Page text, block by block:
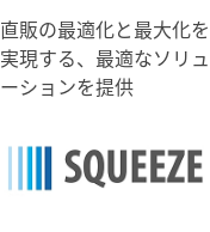
直販の最適化と最大化を
実現する、最適なソリュ
ーションを提供